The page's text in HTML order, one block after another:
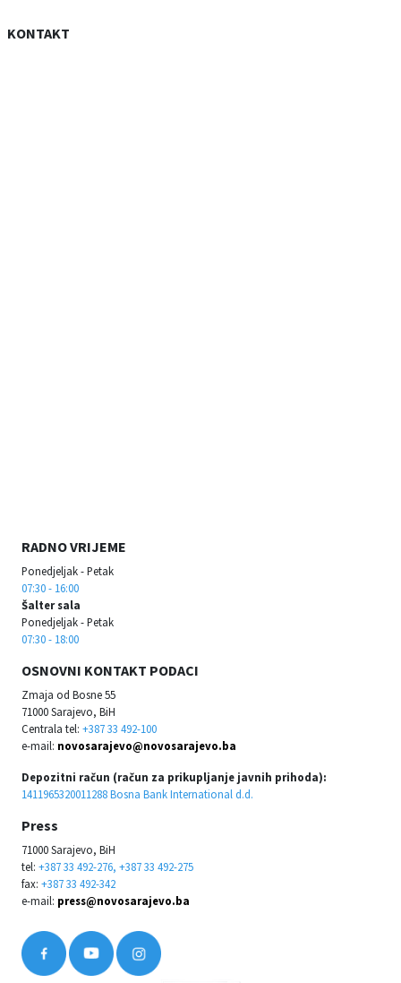
KONTAKT
RADNO VRIJEME
Ponedjeljak - Petak
07:30 - 16:00
Šalter sala
Ponedjeljak - Petak
07:30 - 18:00
OSNOVNI KONTAKT PODACI
Zmaja od Bosne 55
71000 Sarajevo, BiH
Centrala tel: +387 33 492-100
e-mail: novosarajevo@novosarajevo.ba
Depozitni račun (račun za prikupljanje javnih prihoda):
1411965320011288 Bosna Bank International d.d.
Press
71000 Sarajevo, BiH
tel: +387 33 492-276, +387 33 492-275
fax: +387 33 492-342
e-mail: press@novosarajevo.ba